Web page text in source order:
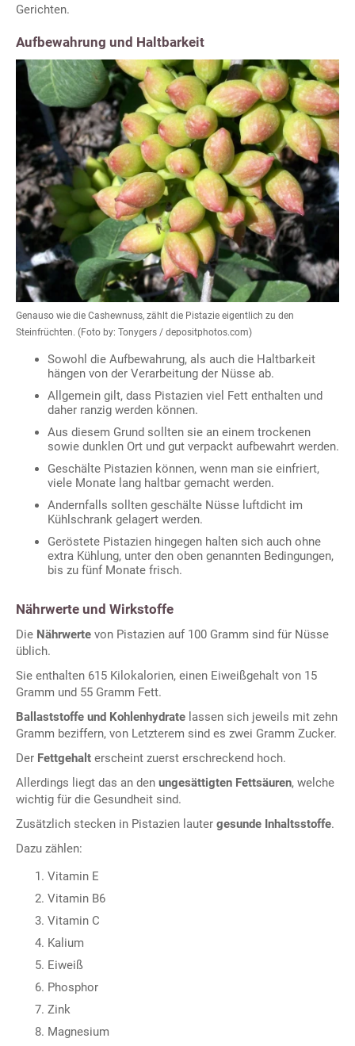
Gerichten.
Aufbewahrung und Haltbarkeit
Genauso wie die Cashewnuss, zählt die Pistazie eigentlich zu den
Steinfrüchten. (Foto by: Tonygers / depositphotos.com)
Sowohl die Aufbewahrung, als auch die Haltbarkeit
hängen von der Verarbeitung der Nüsse ab.
Allgemein gilt, dass Pistazien viel Fett enthalten und
daher ranzig werden können.
Aus diesem Grund sollten sie an einem trockenen
sowie dunklen Ort und gut verpackt aufbewahrt werden.
Geschälte Pistazien können, wenn man sie einfriert,
viele Monate lang haltbar gemacht werden.
Andernfalls sollten geschälte Nüsse luftdicht im
Kühlschrank gelagert werden.
Geröstete Pistazien hingegen halten sich auch ohne
extra Kühlung, unter den oben genannten Bedingungen,
bis zu fünf Monate frisch.
Nährwerte und Wirkstoffe
Die Nährwerte von Pistazien auf 100 Gramm sind für Nüsse
üblich.
Sie enthalten 615 Kilokalorien, einen Eiweißgehalt von 15
Gramm und 55 Gramm Fett.
Ballaststoffe und Kohlenhydrate lassen sich jeweils mit zehn
Gramm beziffern, von Letzterem sind es zwei Gramm Zucker.
Der Fettgehalt erscheint zuerst erschreckend hoch.
Allerdings liegt das an den ungesättigten Fettsäuren, welche
wichtig für die Gesundheit sind.
Zusätzlich stecken in Pistazien lauter gesunde Inhaltsstoffe.
Dazu zählen:
Vitamin E
Vitamin B6
Vitamin C
Kalium
Eiweiß
Phosphor
Zink
Magnesium